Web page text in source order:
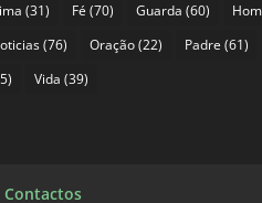
(31) Fé (70) Guarda (60)
(76) Oração(22) Padre (61)
Vida (39)
Contactos